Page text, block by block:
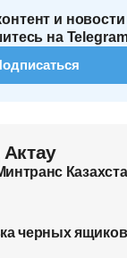
и новости
на
черных ящиков